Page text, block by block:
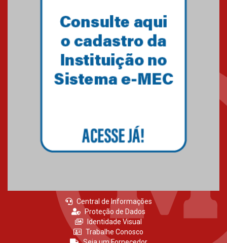
Central de Informações
Proteção de Dados
Identidade Visual
Trabalhe Conosco